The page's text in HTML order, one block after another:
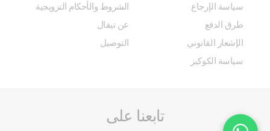
سياسة الإرجاع
الشروط والأحكام الترويجية
طرق الدفع
عن تيفال
الإشعار القانوني
التوصيل
سياسة الكوكيز
تابعنا على